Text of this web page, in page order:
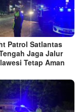
Patrol Satlantas
Jaga Jalur
Tetap Aman